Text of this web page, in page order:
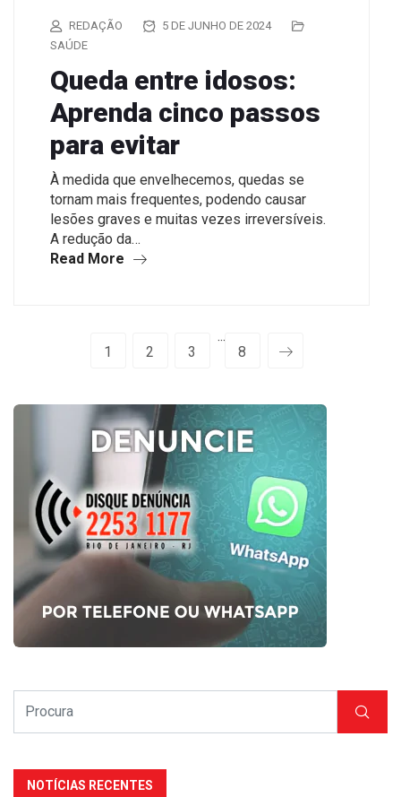
REDAÇÃO
5 DE JUNHO DE 2024
SAÚDE
Queda entre idosos:
Aprenda cinco passos
para evitar
À medida que envelhecemos, quedas se
tornam mais frequentes, podendo causar
lesões graves e muitas vezes irreversíveis.
A redução da…
Read More
1 2 3
···
8
NOTÍCIAS RECENTES